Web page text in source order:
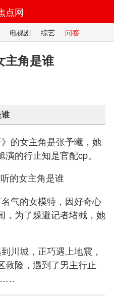
点网
电视剧 综艺 问答
主角是谁
的女主角是张予曦，她
的行止知是官配cp。
气的女模特，因好奇心
，为了躲避记者堵截，她
城，正巧遇上地震，
救险，遇到了男主行止
……